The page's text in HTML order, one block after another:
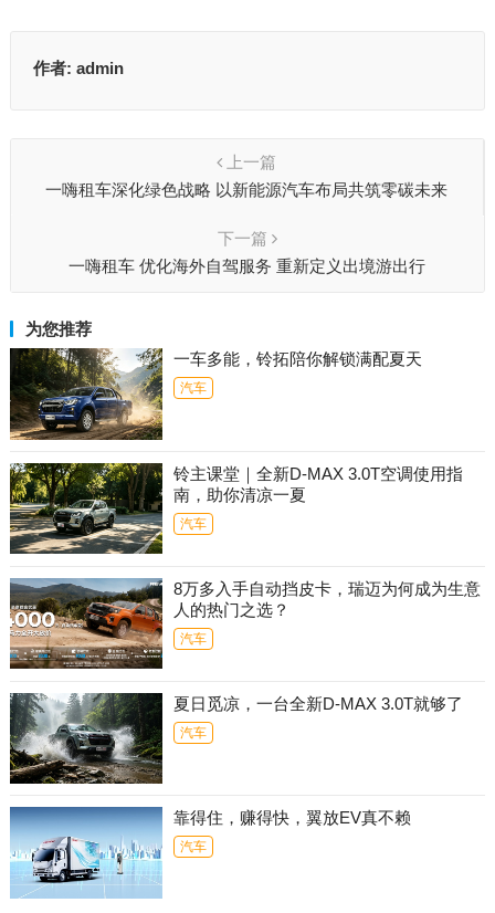
作者: admin
上一篇
一嗨租车深化绿色战略 以新能源汽车布局共筑零碳未来
下一篇
一嗨租车 优化海外自驾服务 重新定义出境游出行
为您推荐
一车多能，铃拓陪你解锁满配夏天
汽车
铃主课堂｜全新D-MAX 3.0T空调使用指
南，助你清凉一夏
汽车
8万多入手自动挡皮卡，瑞迈为何成为生意
人的热门之选？
汽车
夏日觅凉，一台全新D-MAX 3.0T就够了
汽车
靠得住，赚得快，翼放EV真不赖
汽车